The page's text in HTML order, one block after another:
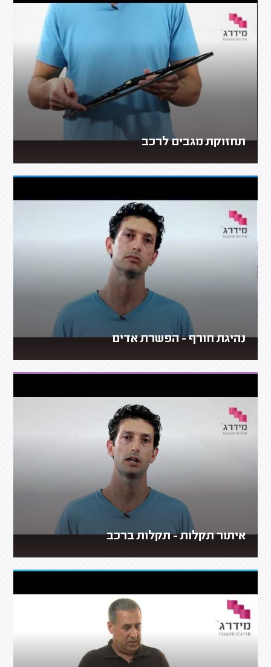
תחזוקת מגבים לרכב
נהיגת חורף - הפשרת אדים
איתור תקלות - תקלות ברכב